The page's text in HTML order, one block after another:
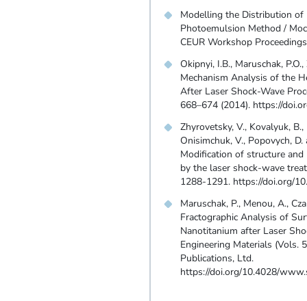
Modelling the Distribution of
Photoemulsion Method /
CEUR Workshop
Okipnyi, I.B., Maruschak,
Mechanism Analysis of the
After Laser Shock-Wave
668–674 (2014). https://
Zhyrovetsky, V., Kovalyuk,
Onisimchuk, V., Popovych,
Modification of structure
by the laser shock-wave
1288-1291. https://doi.org/
Maruschak, P., Menou, A.,
Fractographic Analysis of
Nanotitanium after Laser
Engineering Materials (Vols.
Publications, Ltd.
https://doi.org/10.4028/